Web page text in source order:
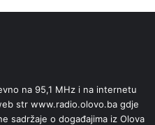
na 95,1 MHz i na internetu
str www.radio.olovo.ba gdje
sadržaje o događajima iz Olova